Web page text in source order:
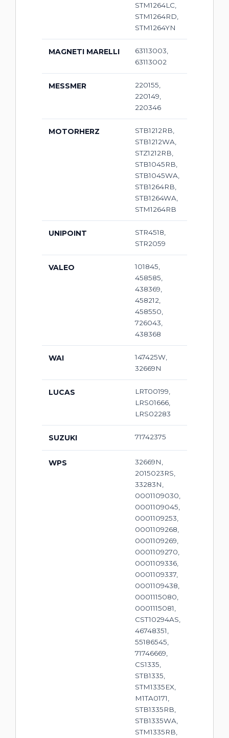
STM1264LC,
STM1264RD,
STM1264YN
MAGNETI MARELLI
63113003,
63113002
MESSMER
220155,
220149,
220346
MOTORHERZ
STB1212RB,
STB1212WA,
STZ1212RB,
STB1045RB,
STB1045WA,
STB1264RB,
STB1264WA,
STM1264RB
UNIPOINT
STR4518,
STR2059
VALEO
101845,
458585,
438369,
458212,
458550,
726043,
438368
WAI
147425W,
32669N
LUCAS
LRT00199,
LRS01666,
LRS02283
SUZUKI 71742375
WPS
32669N,
2015023RS,
33283N,
0001109030,
0001109045,
0001109253,
0001109268,
0001109269,
0001109270,
0001109336,
0001109337,
0001109438,
0001115080,
0001115081,
CST10294AS,
46748351,
55186545,
71746669,
CS1335,
STB1335,
STM1335EX,
M1TA0171,
STB1335RB,
STB1335WA,
STM1335RB,